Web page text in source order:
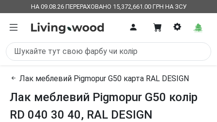
НА 09.08.26 ПЕРЕРАХОВАНО 15,372,661.00 ГРН НА ЗСУ
Лак меблевий Pigmopur G50 карта RAL DESIGN
Лак меблевий Pigmopur G50 колір
RD 040 30 40, RAL DESIGN